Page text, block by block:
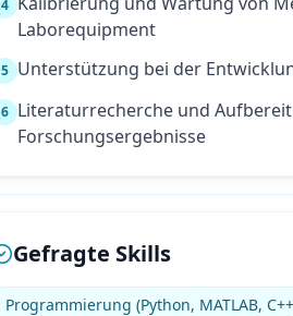
4
Laborequipment
5 Unterstützung bei der
6 Literaturrecherche und
Forschungsergebnisse
Gefragte Skills
Programmierung (Python, MATLAB,